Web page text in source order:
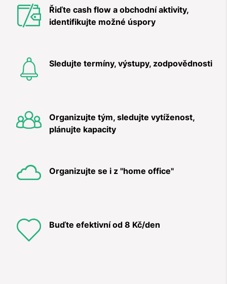
Řiďte cash flow a obchodní aktivity,
identifikujte možné úspory
Sledujte termíny, výstupy, zodpovědnosti
Organizujte tým, sledujte vytíženost,
plánujte kapacity
Organizujte se i z "home office"
Buďte efektivní od 8 Kč/den